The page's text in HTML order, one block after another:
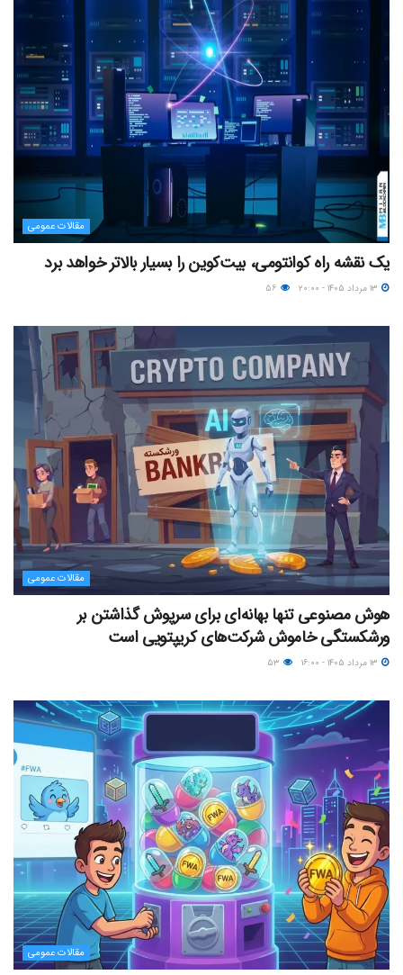
مقالات عمومی
یک نقشه راه کوانتومی، بیت‌کوین را بسیار بالاتر خواهد برد
مقالات عمومی
هوش مصنوعی تنها بهانه‌ای برای سرپوش گذاشتن بر
ورشکستگی خاموش شرکت‌های کریپتویی است
مقالات عمومی